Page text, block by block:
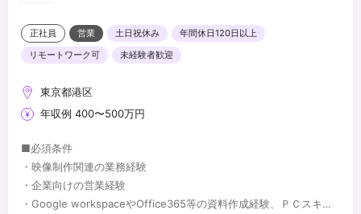
正社員 営業 土日祝休み
年間休日120日以上
リモートワーク可
未経験者歓迎
東京都港区
年収例 400〜500万円
■必須条件
・映像制作関連の業務経験
・企業向けの営業経験
・Google workspaceやOffice365等の資料作成経験、ＰＣスキル